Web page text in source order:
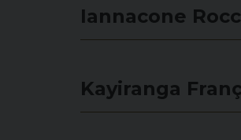
Iannacone
Kayiranga